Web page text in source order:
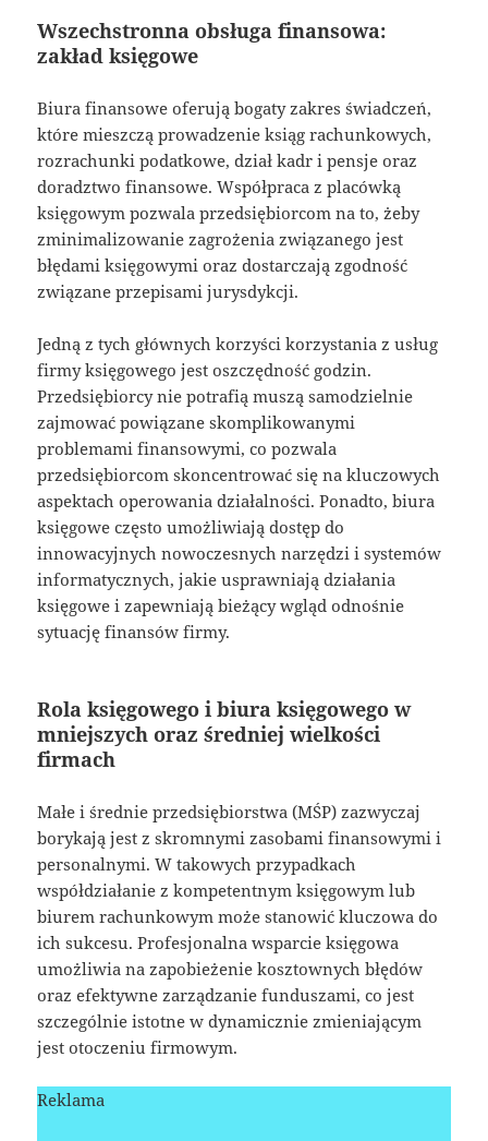
Wszechstronna obsługa finansowa:
zakład księgowe
Biura finansowe oferują bogaty zakres świadczeń,
które mieszczą prowadzenie ksiąg rachunkowych,
rozrachunki podatkowe, dział kadr i pensje oraz
doradztwo finansowe. Współpraca z placówką
księgowym pozwala przedsiębiorcom na to, żeby
zminimalizowanie zagrożenia związanego jest
błędami księgowymi oraz dostarczają zgodność
związane przepisami jurysdykcji.
Jedną z tych głównych korzyści korzystania z usług
firmy księgowego jest oszczędność godzin.
Przedsiębiorcy nie potrafią muszą samodzielnie
zajmować powiązane skomplikowanymi
problemami finansowymi, co pozwala
przedsiębiorcom skoncentrować się na kluczowych
aspektach operowania działalności. Ponadto, biura
księgowe często umożliwiają dostęp do
innowacyjnych nowoczesnych narzędzi i systemów
informatycznych, jakie usprawniają działania
księgowe i zapewniają bieżący wgląd odnośnie
sytuację finansów firmy.
Rola księgowego i biura księgowego w
mniejszych oraz średniej wielkości
firmach
Małe i średnie przedsiębiorstwa (MŚP) zazwyczaj
borykają jest z skromnymi zasobami finansowymi i
personalnymi. W takowych przypadkach
współdziałanie z kompetentnym księgowym lub
biurem rachunkowym może stanowić kluczowa do
ich sukcesu. Profesjonalna wsparcie księgowa
umożliwia na zapobieżenie kosztownych błędów
oraz efektywne zarządzanie funduszami, co jest
szczególnie istotne w dynamicznie zmieniającym
jest otoczeniu firmowym.
Reklama